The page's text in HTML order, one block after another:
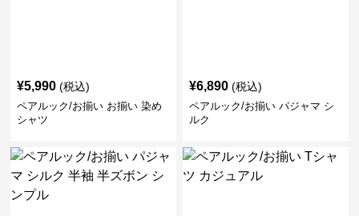
¥5,990 (税込)
ペアルック/お揃い お揃い 染め
シャツ
¥6,890 (税込)
ペアルック/お揃い パジャマ シ
ルク